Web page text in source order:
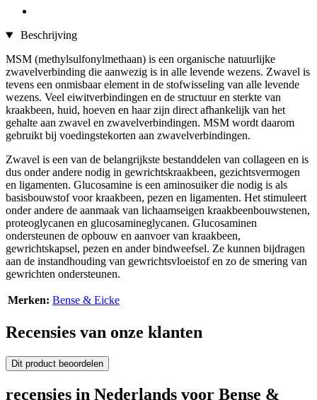
Beschrijving
MSM (methylsulfonylmethaan) is een organische natuurlijke
zwavelverbinding die aanwezig is in alle levende wezens. Zwavel is
tevens een onmisbaar element in de stofwisseling van alle levende
wezens. Veel eiwitverbindingen en de structuur en sterkte van
kraakbeen, huid, hoeven en haar zijn direct afhankelijk van het
gehalte aan zwavel en zwavelverbindingen. MSM wordt daarom
gebruikt bij voedingstekorten aan zwavelverbindingen.
Zwavel is een van de belangrijkste bestanddelen van collageen en is
dus onder andere nodig in gewrichtskraakbeen, gezichtsvermogen
en ligamenten. Glucosamine is een aminosuiker die nodig is als
basisbouwstof voor kraakbeen, pezen en ligamenten. Het stimuleert
onder andere de aanmaak van lichaamseigen kraakbeenbouwstenen,
proteoglycanen en glucosamineglycanen. Glucosaminen
ondersteunen de opbouw en aanvoer van kraakbeen,
gewrichtskapsel, pezen en ander bindweefsel. Ze kunnen bijdragen
aan de instandhouding van gewrichtsvloeistof en zo de smering van
gewrichten ondersteunen.
Merken: Bense & Eicke
Recensies van onze klanten
Dit product beoordelen
recensies in Nederlands voor Bense &